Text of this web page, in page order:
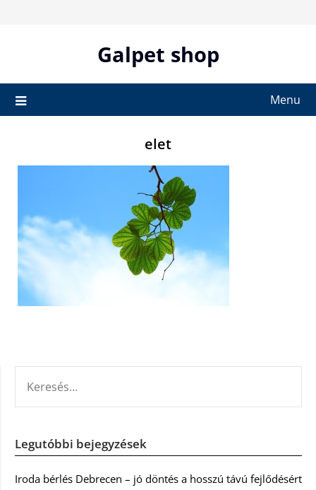
Galpet shop
Menu
elet
Legutóbbi bejegyzések
Iroda bérlés Debrecen – jó döntés a hosszú távú fejlődésért